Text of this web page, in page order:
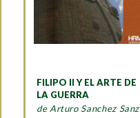
FILIPO II Y EL ARTE DE
LA GUERRA
de Arturo Sanchez Sanz